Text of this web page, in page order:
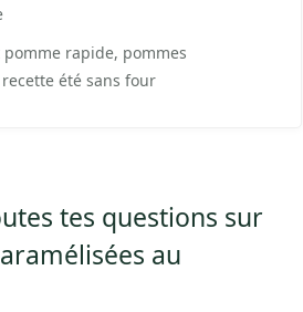
pomme rapide, pommes
été sans four
tes questions sur
au